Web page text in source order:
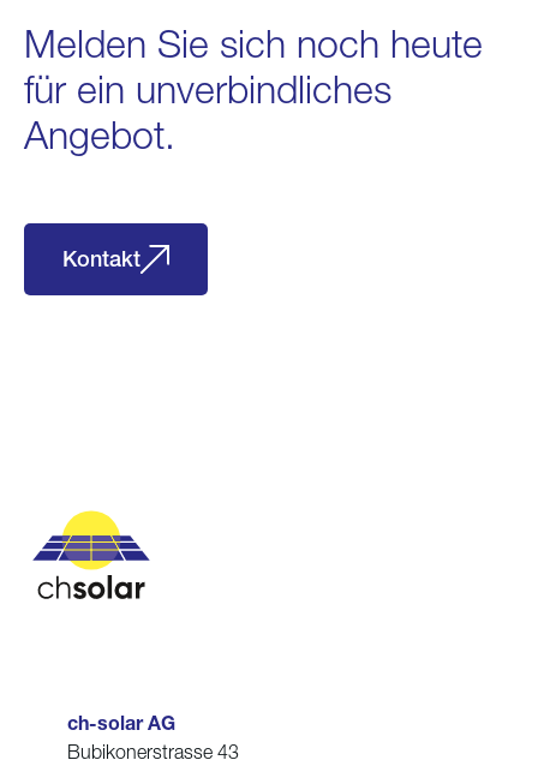
Melden Sie sich noch heute
für ein unverbindliches
Angebot.
Kontakt
ch-solar AG
Bubikonerstrasse 43